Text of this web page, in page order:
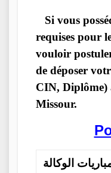
Si vous
requises pour
vouloir
de déposer
CIN, Diplôme)
Missour.
الوكالة